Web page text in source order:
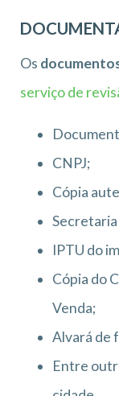
Os
serviço de
CNPJ;
Cópia
Secretaria
IPTU do
Cópia do
Venda;
Alvará de
Entre